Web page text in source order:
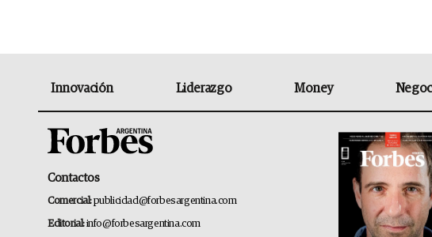
Innovación Liderazgo Money
Contactos
Comercial:publicidad@forbesargentina.com
Editorial:info@forbesargentina.com